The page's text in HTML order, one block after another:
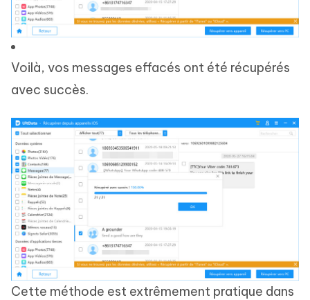
Voilà, vos messages effacés ont été récupérés
avec succès.
Cette méthode est extrêmement pratique dans